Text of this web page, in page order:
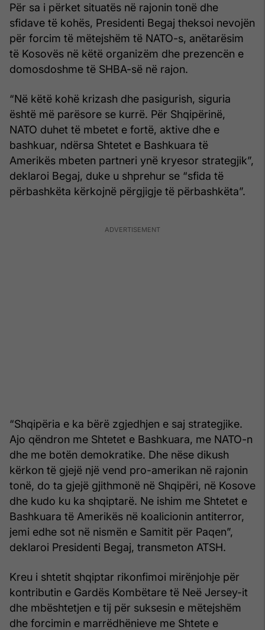
Për sa i përket situatës në rajonin tonë dhe
sfidave të kohës, Presidenti Begaj theksoi nevojën
për forcim të mëtejshëm të NATO-s, anëtarësim
të Kosovës në këtë organizëm dhe prezencën e
domosdoshme të SHBA-së në rajon.
“Në këtë kohë krizash dhe pasigurish, siguria
është më parësore se kurrë. Për Shqipërinë,
NATO duhet të mbetet e fortë, aktive dhe e
bashkuar, ndërsa Shtetet e Bashkuara të
Amerikës mbeten partneri ynë kryesor strategjik”,
deklaroi Begaj, duke u shprehur se “sfida të
përbashkëta kërkojnë përgjigje të përbashkëta”.
“Shqipëria e ka bërë zgjedhjen e saj strategjike.
Ajo qëndron me Shtetet e Bashkuara, me NATO-n
dhe me botën demokratike. Dhe nëse dikush
kërkon të gjejë një vend pro-amerikan në rajonin
tonë, do ta gjejë gjithmonë në Shqipëri, në Kosove
dhe kudo ku ka shqiptarë. Ne ishim me Shtetet e
Bashkuara të Amerikës në koalicionin antiterror,
jemi edhe sot në nismën e Samitit për Paqen”,
deklaroi Presidenti Begaj, transmeton ATSH.
Kreu i shtetit shqiptar rikonfimoi mirënjohje për
kontributin e Gardës Kombëtare të Neë Jersey-it
dhe mbështetjen e tij për suksesin e mëtejshëm
dhe forcimin e marrëdhënieve me Shtete e